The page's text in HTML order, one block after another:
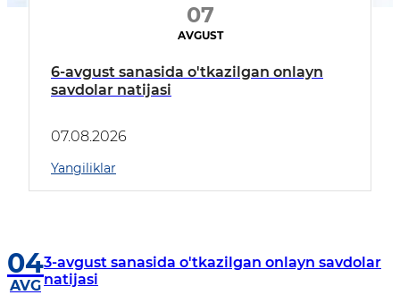
07
AVGUST
6-avgust sanasida o'tkazilgan onlayn
savdolar natijasi
07.08.2026
Yangiliklar
04
AVG
3-avgust sanasida o'tkazilgan onlayn savdolar
natijasi